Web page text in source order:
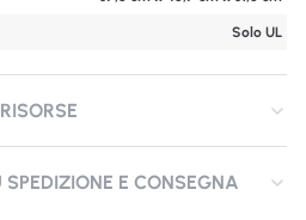
Solo UL
RISORSE
E CONSEGNA